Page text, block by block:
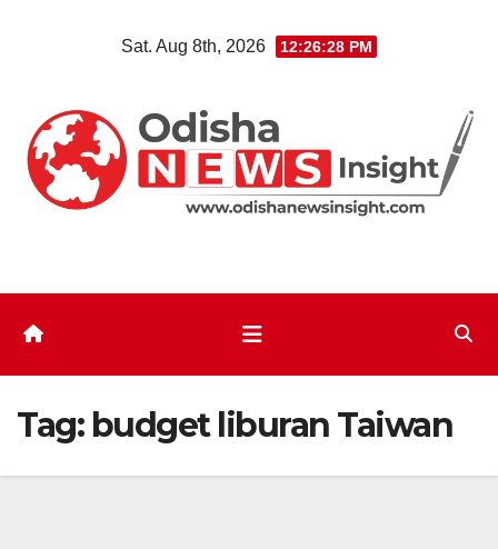
Sat. Aug 8th, 2026 12:26:28 PM
Tag: budget liburan Taiwan